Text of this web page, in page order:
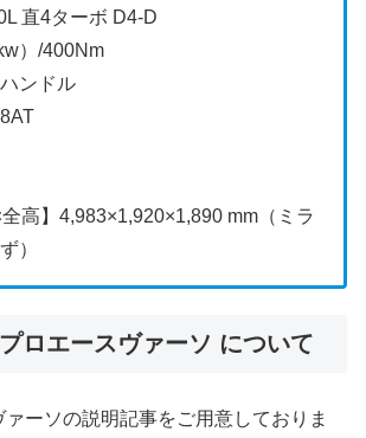
直4ターボ D4-D
）/400Nm
ンドル
全高】4,983×1,920×1,890 mm（ミラ
）
ロエースヴァーソ について
ーソの説明記事をご用意しておりま